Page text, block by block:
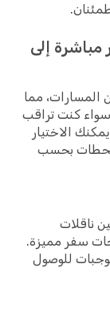
إلى
المسارات، مما
كنت تراقب
الاختيار
بحسب
ناقلات
سفر مميزة.
للوصول